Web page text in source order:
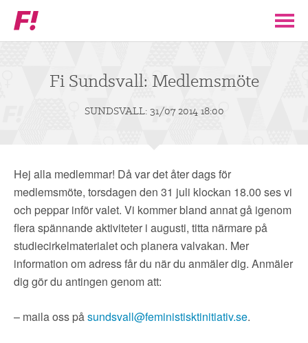
Feministiskt
initiativ
ENGAGERA DIG I F! ▼
ENAD RÖST
PARTILEDARE
▼
Fi Sundsvall: Medlemsmöte
SUNDSVALL: 31/07 2014 18:00
Hej alla medlemmar! Då var det åter dags för
medlemsmöte, torsdagen den 31 juli klockan 18.00 ses vi
och peppar inför valet. Vi kommer bland annat gå igenom
flera spännande aktiviteter i augusti, titta närmare på
studiecirkelmaterialet och planera valvakan. Mer
information om adress får du när du anmäler dig. Anmäler
dig gör du antingen genom att:
– maila oss påsundsvall@feministisktinitiativ.se.